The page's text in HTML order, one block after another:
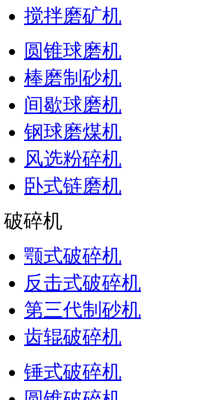
搅拌磨矿机
圆锥球磨机
棒磨制砂机
间歇球磨机
钢球磨煤机
风选粉碎机
卧式链磨机
破碎机
颚式破碎机
反击式破碎机
第三代制砂机
齿辊破碎机
锤式破碎机